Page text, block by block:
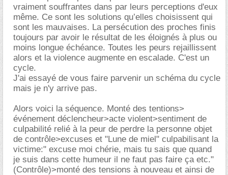
vraiment souffrantes dans par leurs perceptions d'eux
même. Ce sont les solutions qu’elles choisissent qui
sont les mauvaises. La persécution des proches finis
toujours par avoir le résultat de les éloignés à plus ou
moins longue échéance. Toutes les peurs rejaillissent
alors et la violence augmente en escalade. C'est un
cycle.
J'ai essayé de vous faire parvenir un schéma du cycle
mais je n'y arrive pas.
Alors voici la séquence. Monté des tentions>
événement déclencheur>acte violent>sentiment de
culpabilité relié à la peur de perdre la personne objet
de contrôle>excuses et "Lune de miel" culpabilisant la
victime:" excuse moi chérie, mais tu sais que quand
je suis dans cette humeur il ne faut pas faire ça etc."
(Contrôle)>monté des tensions à nouveau et ainsi de